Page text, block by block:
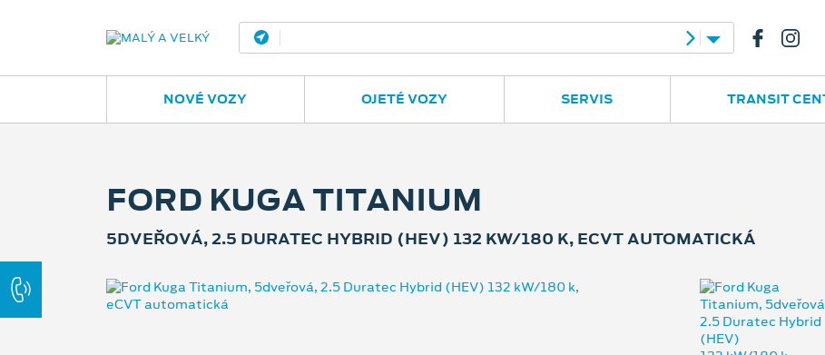
NOVÉ VOZY OJETÉ VOZY SERVIS TRANSIT
FORD KUGA TITANIUM
5DVEŘOVÁ, 2.5 DURATEC HYBRID (HEV) 132 KW/180 K, ECVT AUTOMATICKÁ